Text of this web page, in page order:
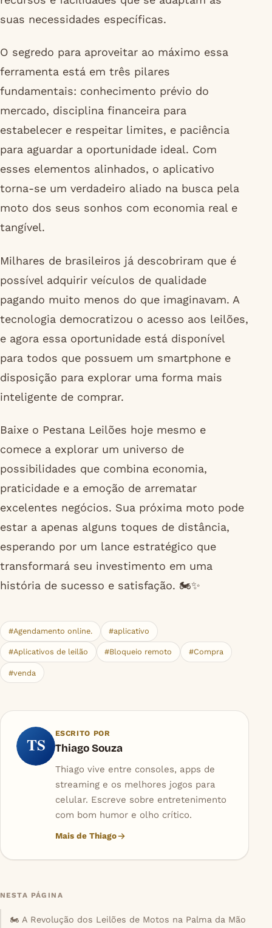
suas necessidades específicas.
O segredo para aproveitar ao máximo essa
ferramenta está em três pilares
fundamentais: conhecimento prévio do
mercado, disciplina financeira para
estabelecer e respeitar limites, e paciência
para aguardar a oportunidade ideal. Com
esses elementos alinhados, o aplicativo
torna-se um verdadeiro aliado na busca pela
moto dos seus sonhos com economia real e
tangível.
Milhares de brasileiros já descobriram que é
possível adquirir veículos de qualidade
pagando muito menos do que imaginavam. A
tecnologia democratizou o acesso aos leilões,
e agora essa oportunidade está disponível
para todos que possuem um smartphone e
disposição para explorar uma forma mais
inteligente de comprar.
Baixe o Pestana Leilões hoje mesmo e
comece a explorar um universo de
possibilidades que combina economia,
praticidade e a emoção de arrematar
excelentes negócios. Sua próxima moto pode
estar a apenas alguns toques de distância,
esperando por um lance estratégico que
transformará seu investimento em uma
história de sucesso e satisfação. 🏍️✨
#Agendamento online. #aplicativo
#Aplicativos de leilão #Bloqueio remoto #Compra
#venda
TS
ESCRITO POR
Thiago Souza
Thiago vive entre consoles, apps de
streaming e os melhores jogos para
celular. Escreve sobre entretenimento
com bom humor e olho crítico.
Mais de Thiago
NESTA PÁGINA
🏍️ A Revolução dos Leilões de Motos na Palma da Mão